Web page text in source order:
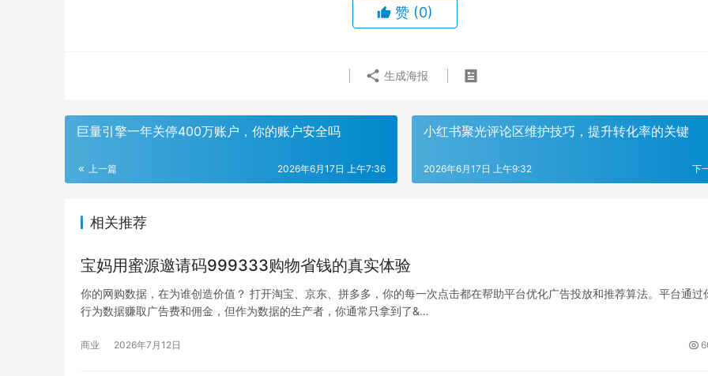
赞 (0)
生成海报
巨量引擎一年关停400万账户，你的账户安全吗
上一篇 2026年6月17日 上午7:36
小红书聚光评论区维护技巧，提升转化率的关键
下
2026年6月17日 上午9:32
相关推荐
宝妈用蜜源邀请码999333购物省钱的真实体验
你的网购数据，在为谁创造价值？ 打开淘宝、京东、拼多多，你的每一次点击都在帮助平台优化广告投放和推荐算法。平台通过
行为数据赚取广告费和佣金，但作为数据的生产者，你通常只拿到了&…
商业 2026年7月12日